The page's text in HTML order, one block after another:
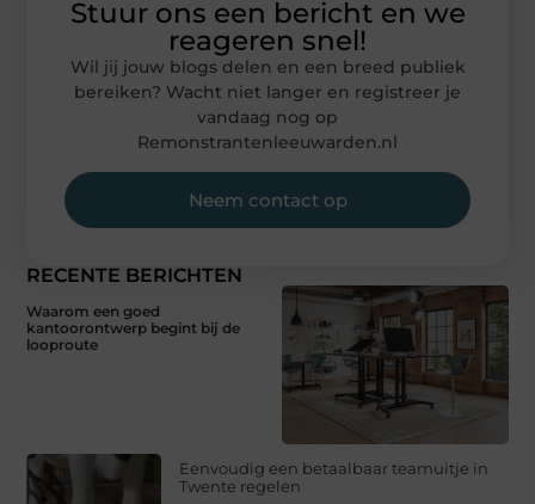
RECENTE BERICHTEN
Waarom een goed
kantoorontwerp begint bij de
looproute
Eenvoudig een betaalbaar teamuitje in
Twente regelen
Stuur ons een bericht en we
reageren snel!
Wil jij jouw blogs delen en een breed publiek
bereiken? Wacht niet langer en registreer je
vandaag nog op
Remonstrantenleeuwarden.nl
Neem contact op